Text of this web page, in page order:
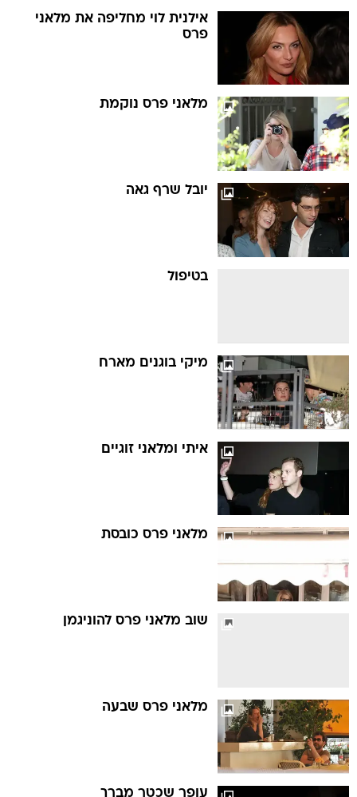
אילנית לוי מחליפה את מלאני
פרס
מלאני פרס נוקמת
יובל שרף גאה
בטיפול
מיקי בוגנים מארח
איתי ומלאני זוגיים
מלאני פרס כובסת
שוב מלאני פרס להוניגמן
מלאני פרס שבעה
עופר שכטר מברך